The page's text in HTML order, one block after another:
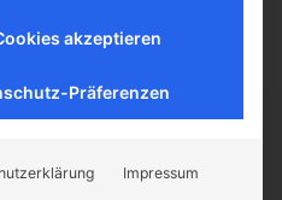
Wenn externe Services
akzeptieren
Präferenzen
Impressum